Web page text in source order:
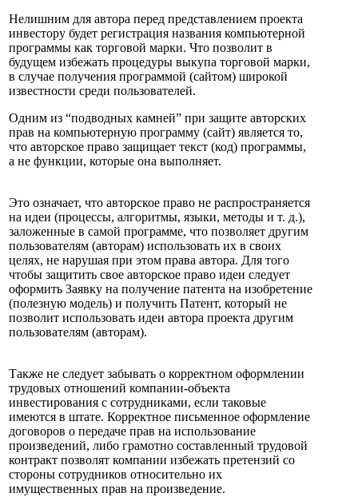
Нелишним для автора перед представлением проекта
инвестору будет регистрация названия компьютерной
программы как торговой марки. Что позволит в
будущем избежать процедуры выкупа торговой марки,
в случае получения программой (сайтом) широкой
известности среди пользователей.
Одним из “подводных камней” при защите авторских
прав на компьютерную программу (сайт) является то,
что авторское право защищает текст (код) программы,
а не функции, которые она выполняет.
Это означает, что авторское право не распространяется
на идеи (процессы, алгоритмы, языки, методы и т. д.),
заложенные в самой программе, что позволяет другим
пользователям (авторам) использовать их в своих
целях, не нарушая при этом права автора. Для того
чтобы защитить свое авторское право идеи следует
оформить Заявку на получение патента на изобретение
(полезную модель) и получить Патент, который не
позволит использовать идеи автора проекта другим
пользователям (авторам).
Также не следует забывать о корректном оформлении
трудовых отношений компании-объекта
инвестирования с сотрудниками, если таковые
имеются в штате. Корректное письменное оформление
договоров о передаче прав на использование
произведений, либо грамотно составленный трудовой
контракт позволят компании избежать претензий со
стороны сотрудников относительно их
имущественных прав на произведение.